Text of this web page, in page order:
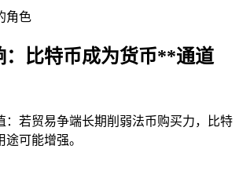
角色
：比特币成为货币**通道
：若贸易争端长期削弱法币购买力，比特
可能增强。